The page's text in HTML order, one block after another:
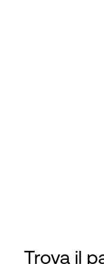
Trova il